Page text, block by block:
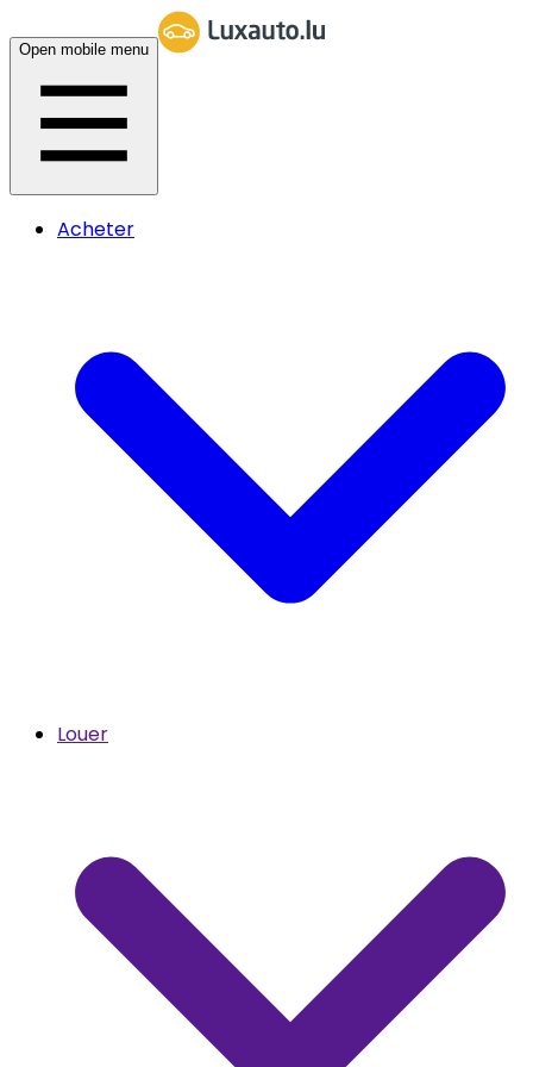
Open mobile menu
Acheter
Louer